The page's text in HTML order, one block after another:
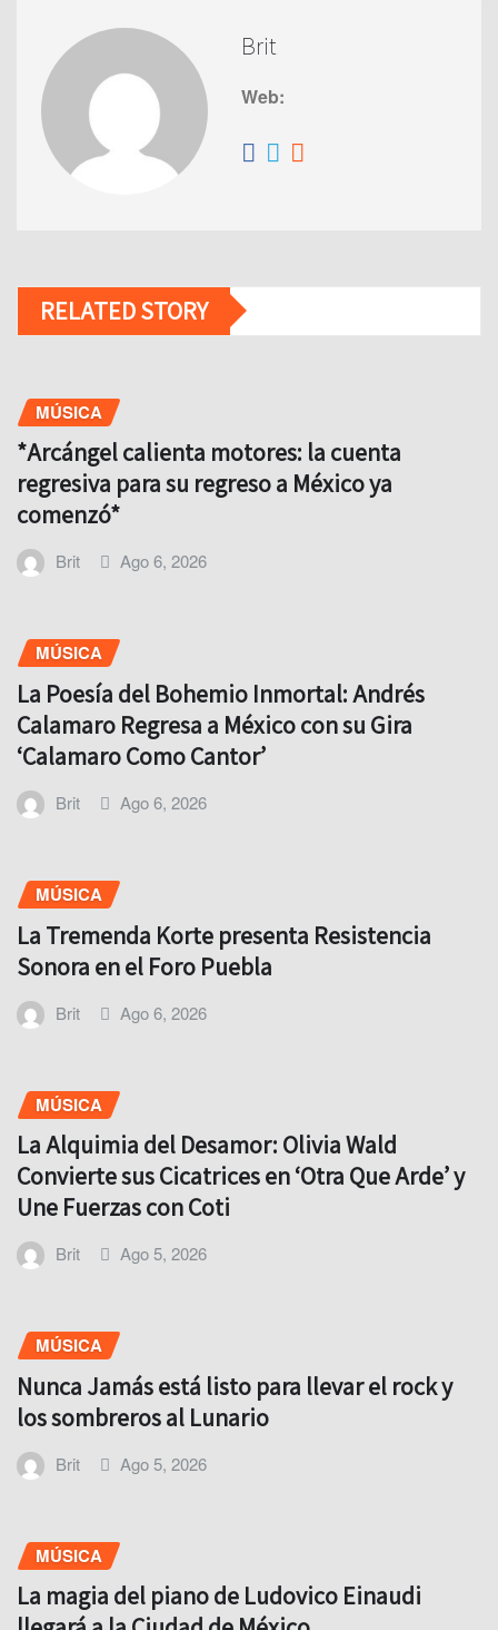
Brit
Web:
RELATED STORY
MÚSICA
*Arcángel calienta motores: la cuenta
regresiva para su regreso a México ya
comenzó*
Brit Ago 6, 2026
MÚSICA
La Poesía del Bohemio Inmortal: Andrés
Calamaro Regresa a México con su Gira
‘Calamaro Como Cantor’
Brit Ago 6, 2026
MÚSICA
La Tremenda Korte presenta Resistencia
Sonora en el Foro Puebla
Brit Ago 6, 2026
MÚSICA
La Alquimia del Desamor: Olivia Wald
Convierte sus Cicatrices en ‘Otra Que Arde’ y
Une Fuerzas con Coti
Brit Ago 5, 2026
MÚSICA
Nunca Jamás está listo para llevar el rock y
los sombreros al Lunario
Brit Ago 5, 2026
MÚSICA
La magia del piano de Ludovico Einaudi